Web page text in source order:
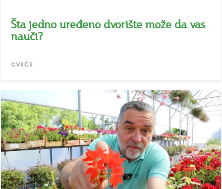
Šta jedno uređeno dvorište može da vas
nauči?
CVEĆE